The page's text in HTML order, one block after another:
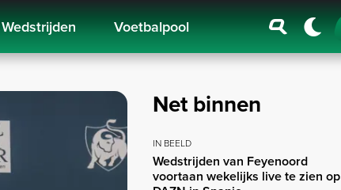
Wedstrijden Voetbalpool
Net binnen
IN BEELD
Wedstrijden van Feyenoord
voortaan wekelijks live te zien op